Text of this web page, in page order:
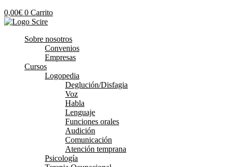
0,00€ 0 Carrito
Sobre nosotros
Convenios
Empresas
Cursos
Logopedia
Deglución/Disfagia
Voz
Habla
Lenguaje
Funciones orales
Audición
Comunicación
Atención temprana
Psicología